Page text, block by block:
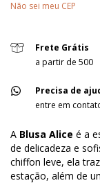
Não sei meu CEP
Frete Grátis
a partir de 500
Precisa de
entre em
A Blusa Alice é a
de delicadeza e
chiffon leve, ela
estação, além de